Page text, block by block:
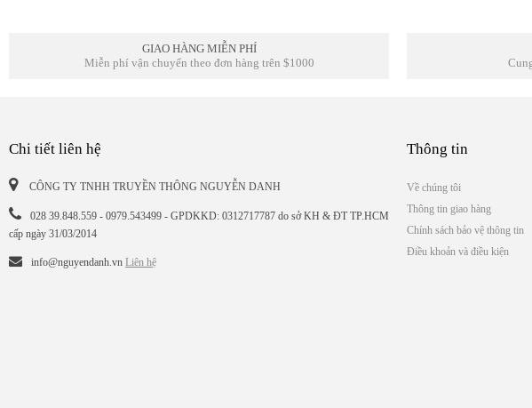
GIAO HÀNG MIỄN PHÍ
Miễn phí vận chuyển theo đơn hàng trên $1000
Chi tiết liên hệ
CÔNG TY TNHH TRUYỀN THÔNG NGUYỄN DANH
028 39.848.559 - 0979.543499 - GPDKKD: 0312717787 do sở KH & ĐT TP.HCM
cấp ngày 31/03/2014
info@nguyendanh.vn Liên hệ
Thông tin
Về chúng tôi
Thông tin giao hàng
Chính sách bảo vệ thông tin
Điều khoản và điều kiện